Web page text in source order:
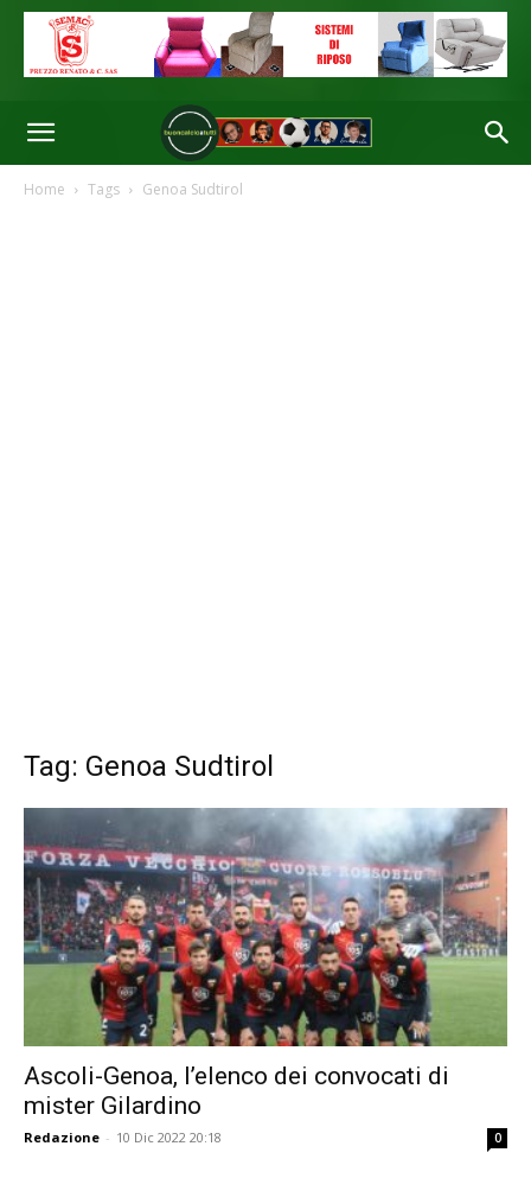
Home Tags Genoa Sudtirol
Tag: Genoa Sudtirol
Ascoli-Genoa, l’elenco dei convocati di
mister Gilardino
Redazione - 10 Dic 2022 20:18 0